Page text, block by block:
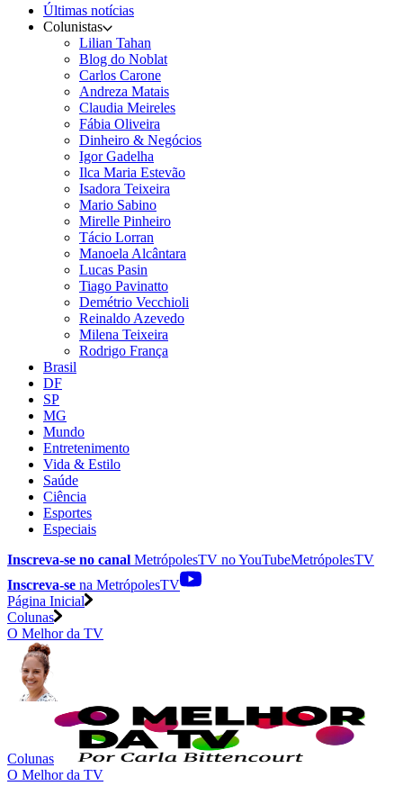
Últimas notícias
Colunistas
Lilian Tahan
Blog do Noblat
Carlos Carone
Andreza Matais
Claudia Meireles
Fábia Oliveira
Dinheiro & Negócios
Igor Gadelha
Ilca Maria Estevão
Isadora Teixeira
Mario Sabino
Mirelle Pinheiro
Tácio Lorran
Manoela Alcântara
Lucas Pasin
Tiago Pavinatto
Demétrio Vecchioli
Reinaldo Azevedo
Milena Teixeira
Rodrigo França
Brasil
DF
SP
MG
Mundo
Entretenimento
Vida & Estilo
Saúde
Ciência
Esportes
Especiais
Inscreva-se no canal MetrópolesTV noYouTubeMetrópolesTV
Inscreva-se na MetrópolesTV
Página Inicial
Colunas
O Melhor da TV
Colunas
O Melhor da TV